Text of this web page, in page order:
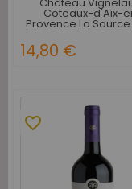
Coteaux-d'Aix-
Provence La
14,80 €
favorite_border